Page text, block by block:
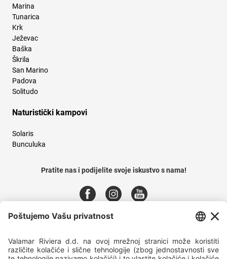
Marina
Tunarica
Krk
Ježevac
Baška
Škrila
San Marino
Padova
Solitudo
Naturistički kampovi
Solaris
Bunculuka
Pratite nas i podijelite svoje iskustvo s nama!